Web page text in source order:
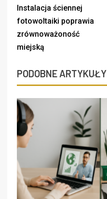
Instalacja ściennej
fotowoltaiki poprawia
zrównoważoność
miejską
PODOBNE ARTYKUŁY